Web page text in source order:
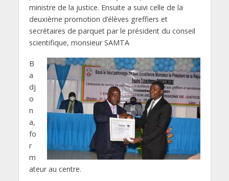
ministre de la justice. Ensuite a suivi celle de la
deuxième promotion d’élèves greffiers et
secrétaires de parquet par le président du conseil
scientifique, monsieur SAMTA
B
a
dj
o
n
a,
fo
r
m
ateur au centre.